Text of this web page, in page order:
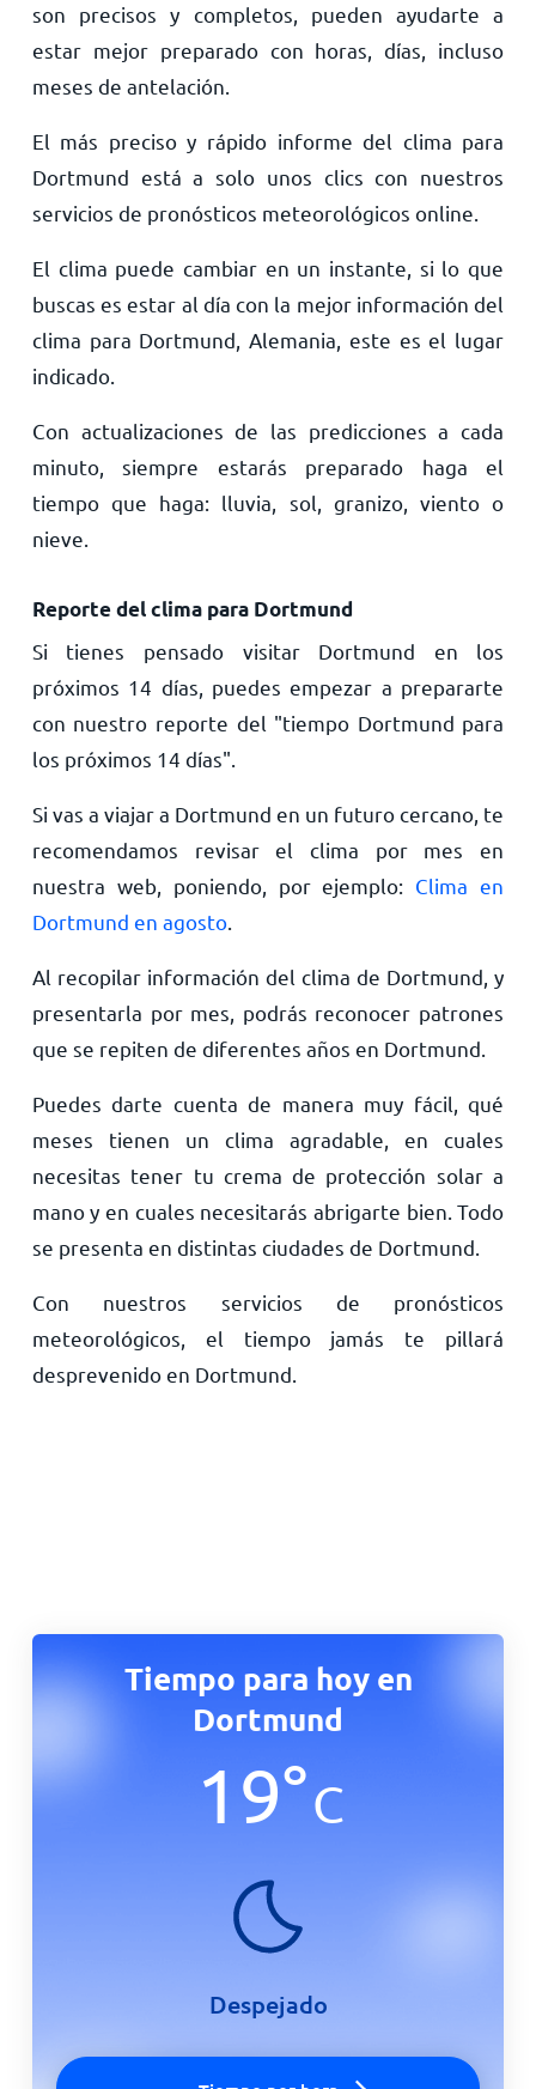
son precisos y completos, pueden ayudarte a
estar mejor preparado con horas, días, incluso
meses de antelación.
El más preciso y rápido informe del clima para
Dortmund está a solo unos clics con nuestros
servicios de pronósticos meteorológicos online.
El clima puede cambiar en un instante, si lo que
buscas es estar al día con la mejor información del
clima para Dortmund, Alemania, este es el lugar
indicado.
Con actualizaciones de las predicciones a cada
minuto, siempre estarás preparado haga el
tiempo que haga: lluvia, sol, granizo, viento o
nieve.
Reporte del clima para Dortmund
Si tienes pensado visitar Dortmund en los
próximos 14 días, puedes empezar a prepararte
con nuestro reporte del "tiempo Dortmund para
los próximos 14 días".
Si vas a viajar a Dortmund en un futuro cercano, te
recomendamos revisar el clima por mes en
nuestra web, poniendo, por ejemplo: Clima en
Dortmund en agosto.
Al recopilar información del clima de Dortmund, y
presentarla por mes, podrás reconocer patrones
que se repiten de diferentes años en Dortmund.
Puedes darte cuenta de manera muy fácil, qué
meses tienen un clima agradable, en cuales
necesitas tener tu crema de protección solar a
mano y en cuales necesitarás abrigarte bien. Todo
se presenta en distintas ciudades de Dortmund.
Con nuestros servicios de pronósticos
meteorológicos, el tiempo jamás te pillará
desprevenido en Dortmund.
Tiempo para hoy en
Dortmund
19°C
Despejado